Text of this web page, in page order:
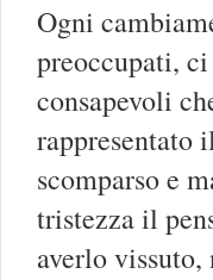
Ogni
preoccupati, ci
consapevoli
rappresentato
scomparso e
tristezza il
averlo vissuto,